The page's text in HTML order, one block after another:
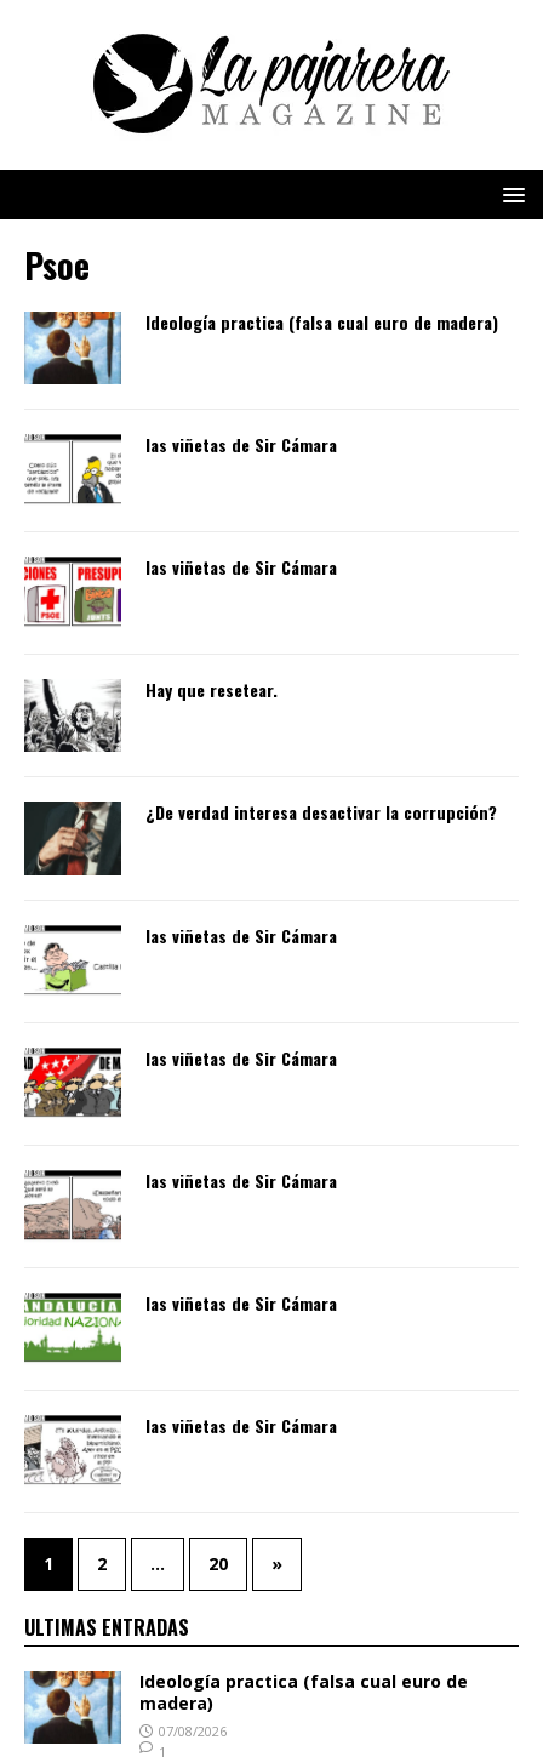
Psoe
Ideología practica (falsa cual euro de madera)
las viñetas de Sir Cámara
las viñetas de Sir Cámara
Hay que resetear.
¿De verdad interesa desactivar la corrupción?
las viñetas de Sir Cámara
las viñetas de Sir Cámara
las viñetas de Sir Cámara
las viñetas de Sir Cámara
las viñetas de Sir Cámara
1 2 … 20 »
ULTIMAS ENTRADAS
Ideología practica (falsa cual euro de
madera)
07/08/2026
1